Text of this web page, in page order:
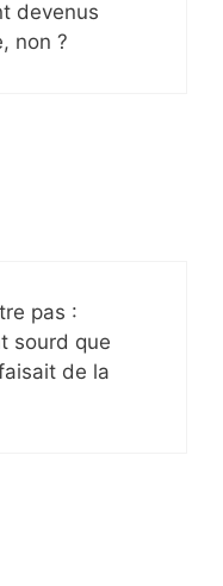
devenus
non ?
pas :
sourd que
de la